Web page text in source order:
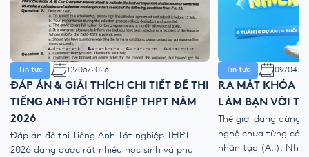
Tin tức 12/06/2026
ĐÁP ÁN & GIẢI THÍCH CHI TIẾT ĐỀ THI
TIẾNG ANH TỐT NGHIỆP THPT NĂM
2026
Đáp án đề thi Tiếng Anh Tốt nghiệp THPT
2026 đang được rất nhiều học sinh và phụ
Tin tức 09/04/
RA MẮT KHÓA
LÀM BẠN VỚI
Thế giới đang đứng
nghệ chưa từng có
nhân tạo (A.I).